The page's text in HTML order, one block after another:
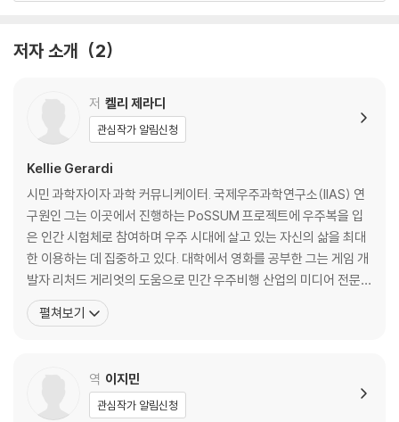
준궤도 우주 관광의 시대
사람들에게 영향력을 전달하는 방법
에필로그. 우주 탐험은 계속된다
인터뷰.
인류의 0.5%만 우주여행을 해도 더 나은 세상이 됩니다_ 리처드 게리엇
드 케이욱
우주를 여행하는데 ‘왜’라는 질문은 없어요_ 레티샤 게리엇 드 케이욱
화성을 걷고 있는 여성 우주비행사를 보고 싶어요_ 루시 호킹
레그리아
저자 소개 2
저 켈리 제라디
관심작가 알림신청
Kellie Gerardi
시민 과학자이자 과학 커뮤니케이터. 국제우주과학연구소(IIAS) 연
구원인 그는 이곳에서 진행하는 PoSSUM 프로젝트에 우주복을 입
은 인간 시험체로 참여하며 우주 시대에 살고 있는 자신의 삶을 최대
한 이용하는 데 집중하고 있다. 대학에서 영화를 공부한 그는 게임 개
발자 리처드 게리엇의 도움으로 민간 우주비행 산업의 미디어 전문가
로 활동해왔다. 우주비행 산업이 발전할수록 누구나 우주 비행이 가
능하다는 것을 입증하기 위해 그는 직접 민간 우주비행사의 길을 걷
펼쳐보기
역 이지민
관심작가 알림신청